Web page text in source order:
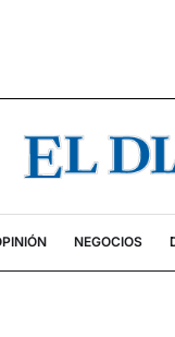
NEGOCIOS